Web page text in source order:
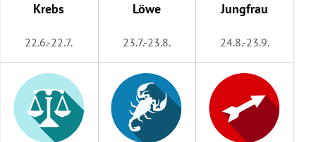
Krebs
22.6.-22.7.
Löwe
23.7.-23.8.
Jungfrau
24.8.-23.9.